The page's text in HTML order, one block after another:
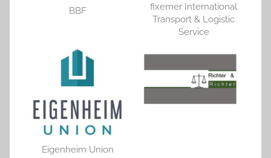
BBF
fixemer International
Transport & Logistic
Service
Eigenheim Union